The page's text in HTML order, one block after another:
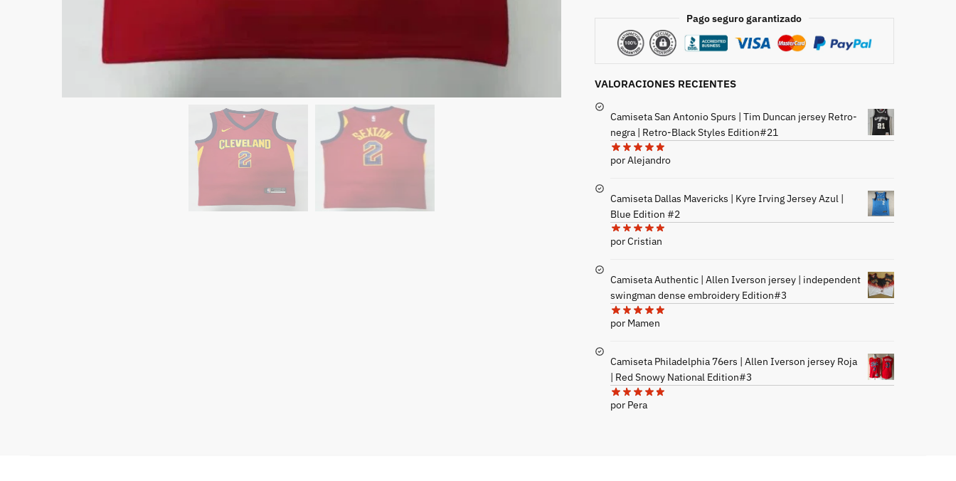
Pago seguro garantizado
VALORACIONES RECIENTES
Camiseta San Antonio Spurs | Tim Duncan jersey Retro-
negra | Retro-Black Styles Edition#21
por Alejandro
Camiseta Dallas Mavericks | Kyre Irving Jersey Azul |
Blue Edition #2
por Cristian
Camiseta Authentic | Allen Iverson jersey | independent
swingman dense embroidery Edition#3
por Mamen
Camiseta Philadelphia 76ers | Allen Iverson jersey Roja
| Red Snowy National Edition#3
por Pera